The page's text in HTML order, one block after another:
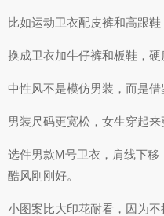
比如运动卫衣配皮裤和高跟鞋
换成卫衣加牛仔裤和板鞋，硬
中性风不是模仿男装，而是借
男装尺码更宽松，女生穿起来
选件男款M号卫衣，肩线下
酷风刚刚好。
小图案比大印花耐看，因为不